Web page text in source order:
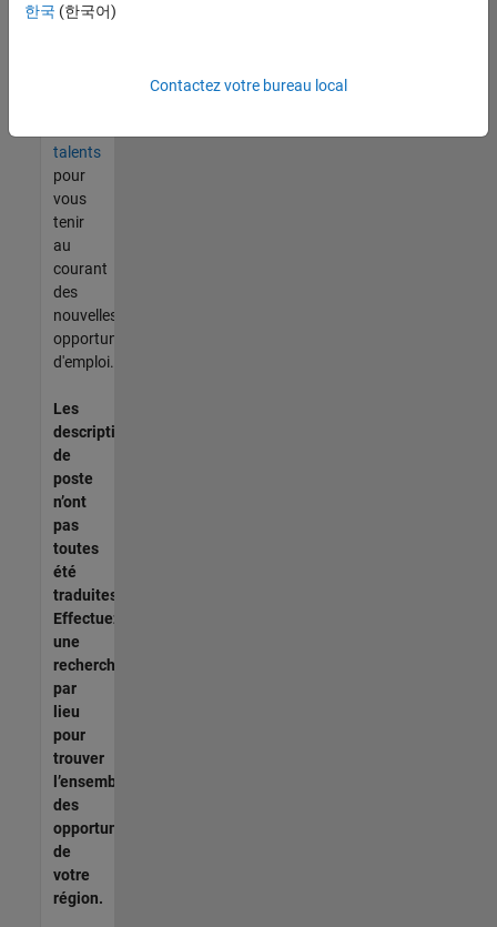
à vos
talents
pour
vous
tenir
au
courant
des
nouvelles
opportunités
d'emploi.
Les
descriptions
de
poste
n’ont
pas
toutes
été
traduites.
Effectuez
une
recherche
par
lieu
pour
trouver
l’ensemble
des
opportunités
de
votre
région.
한국 (한국어)
Contactez votre bureau local